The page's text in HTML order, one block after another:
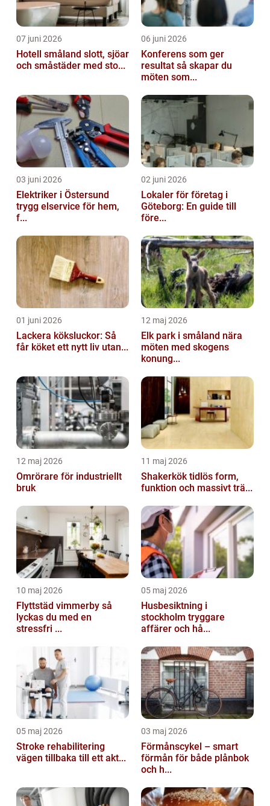
07 juni 2026
Hotell småland slott, sjöar
och småstäder med sto...
06 juni 2026
Konferens som ger
resultat så skapar du
möten som...
03 juni 2026
Elektriker i Östersund
trygg elservice för hem,
f...
02 juni 2026
Lokaler för företag i
Göteborg: En guide till
före...
01 juni 2026
Lackera köksluckor: Så
får köket ett nytt liv utan...
12 maj 2026
Elk park i småland nära
möten med skogens
konung...
12 maj 2026
Omrörare för industriellt
bruk
11 maj 2026
Shakerkök tidlös form,
funktion och massivt trä...
10 maj 2026
Flyttstäd vimmerby så
lyckas du med en
stressfri ...
05 maj 2026
Husbesiktning i
stockholm tryggare
affärer och hå...
05 maj 2026
Stroke rehabilitering
vägen tillbaka till ett akt...
03 maj 2026
Förmånscykel – smart
förmån för både plånbok
och h...